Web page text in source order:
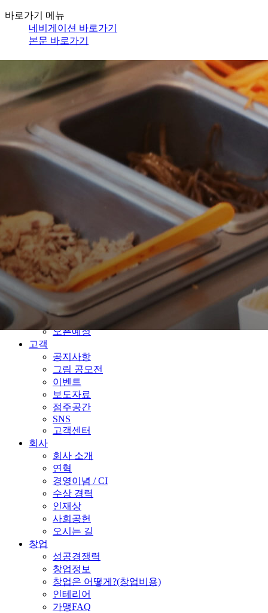
바로가기 메뉴
네비게이션 바로가기
본문 바로가기
김가네
브랜드
김가네
언제나 김가네
지기지우 김가네
신메뉴
김가네 추천 메뉴
김밥류
밥류
분식류
사이드류
매장
가까운 매장찾기
우수매장
오픈예정
고객
공지사항
그림 공모전
이벤트
보도자료
점주공간
SNS
고객센터
회사
회사 소개
연혁
경영이념 / CI
수상 경력
인재상
사회공헌
오시는 길
창업
성공경쟁력
창업정보
창업은 어떻게?(창업비용)
인테리어
가맹FAQ